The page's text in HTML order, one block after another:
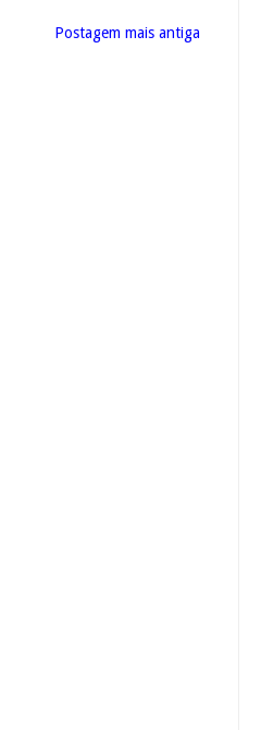
Postagem mais antiga